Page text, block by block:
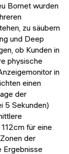
Bornet wurden
zu säubern
und Deep
ob Kunden in
physische
in
einen
der
5 Sekunden)
für eine
der
Ergebnisse